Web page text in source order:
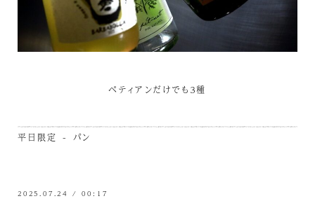
ペティアンだけでも３種
平日限定 - パン
2025.07.24 / 00:17